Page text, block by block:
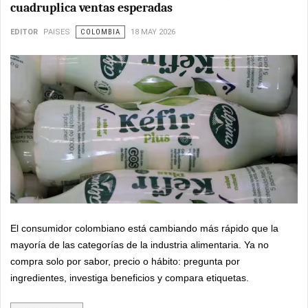
cuadruplica ventas esperadas
EDITOR PAISES COLOMBIA 18 MAY 2026
El consumidor colombiano está cambiando más rápido que la
mayoría de las categorías de la industria alimentaria. Ya no
compra solo por sabor, precio o hábito: pregunta por
ingredientes, investiga beneficios y compara etiquetas.